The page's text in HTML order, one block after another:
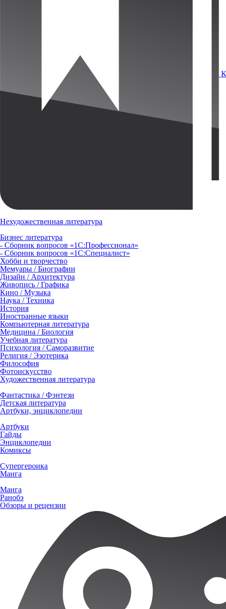
Нехудожественная литература
Бизнес литература
- Сборник вопросов «1С:Профессионал»
- Сборник вопросов «1С:Специалист»
Хобби и творчество
Мемуары / Биографии
Дизайн / Архитектура
Живопись / Графика
Кино / Музыка
Наука / Техника
История
Иностранные языки
Компьютерная литература
Медицина / Биология
Учебная литература
Психология / Саморазвитие
Религия / Эзотерика
Философия
Фотоискусство
Художественная литература
Фантастика / Фэнтези
Детская литература
Артбуки, энциклопедии
Артбуки
Гайды
Энциклопедии
Комиксы
Супергероика
Манга
Манга
Ранобэ
Обзоры и рецензии